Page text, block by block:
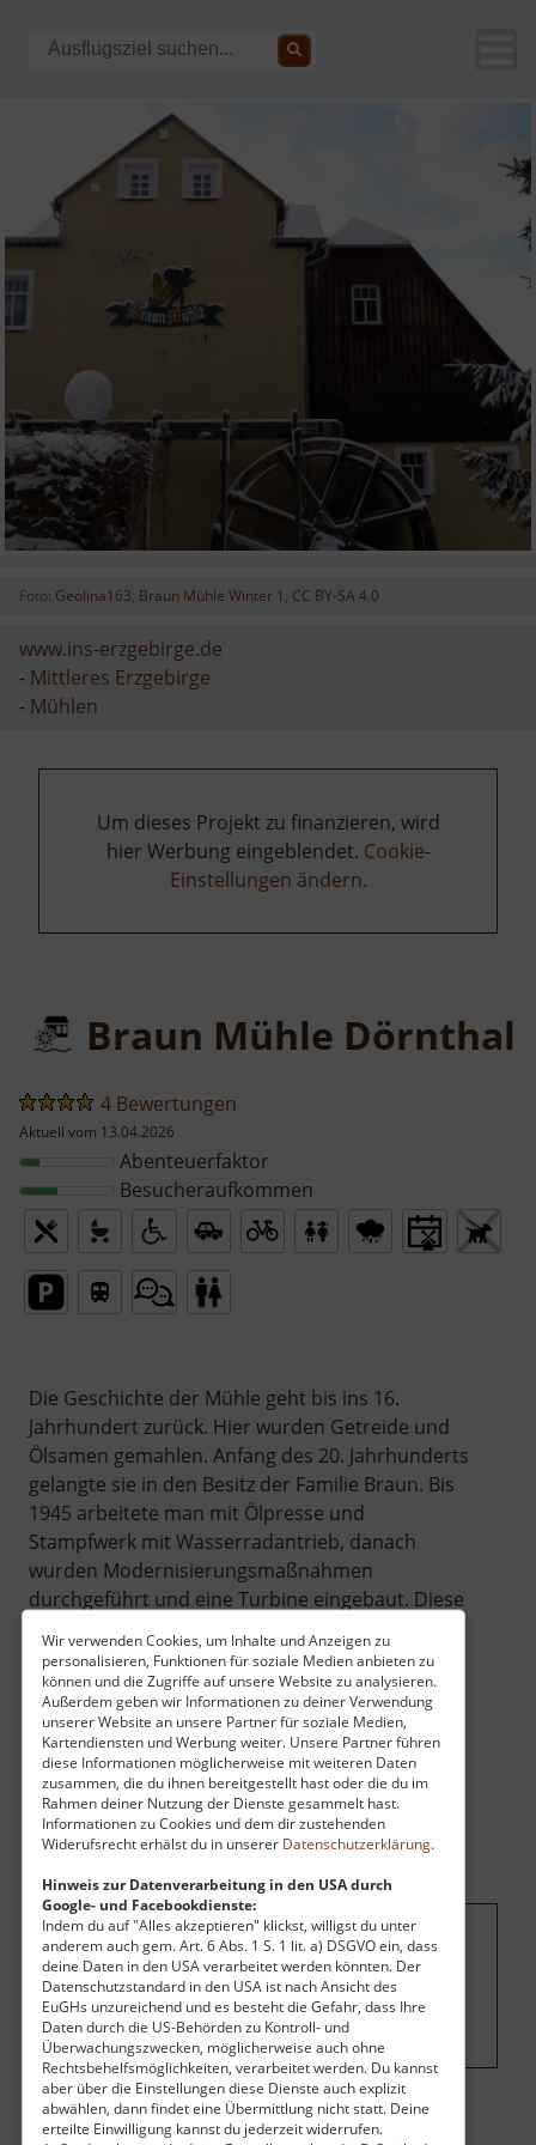
Wir verwenden Cookies, um Inhalte und Anzeigen zu
personalisieren, Funktionen für soziale Medien anbieten zu
können und die Zugriffe auf unsere Website zu analysieren.
Außerdem geben wir Informationen zu deiner Verwendung
unserer Website an unsere Partner für soziale Medien,
Kartendiensten und Werbung weiter. Unsere Partner führen
diese Informationen möglicherweise mit weiteren Daten
zusammen, die du ihnen bereitgestellt hast oder die du im
Rahmen deiner Nutzung der Dienste gesammelt hast.
Informationen zu Cookies und dem dir zustehenden
Widerufsrecht erhälst du in unserer Datenschutzerklärung.
Hinweis zur Datenverarbeitung in den USA durch
Google- und Facebookdienste:
Indem du auf "Alles akzeptieren" klickst, willigst du unter
anderem auch gem. Art. 6 Abs. 1 S. 1 lit. a) DSGVO ein, dass
deine Daten in den USA verarbeitet werden könnten. Der
Datenschutzstandard in den USA ist nach Ansicht des
EuGHs unzureichend und es besteht die Gefahr, dass Ihre
Daten durch die US-Behörden zu Kontroll- und
Überwachungszwecken, möglicherweise auch ohne
Rechtsbehelfsmöglichkeiten, verarbeitet werden. Du kannst
aber über die Einstellungen diese Dienste auch explizit
abwählen, dann findet eine Übermittlung nicht statt. Deine
erteilte Einwilligung kannst du jederzeit widerrufen.
Foto: Geolina163, Braun Mühle Winter 1 , CC BY-SA 4.0
www.ins-erzgebirge.de
- Mittleres Erzgebirge
- Mühlen
Um dieses Projekt zu finanzieren, wird
hier Werbung eingeblendet. Cookie-
Einstellungen ändern.
Braun Mühle Dörnthal
4 Bewertungen
Aktuell vom 13.04.2026
Abenteuerfaktor
Besucheraufkommen
Die Geschichte der Mühle geht bis ins 16.
Jahrhundert zurück. Hier wurden Getreide und
Ölsamen gemahlen. Anfang des 20. Jahrhunderts
gelangte sie in den Besitz der Familie Braun. Bis
1945 arbeitete man mit Ölpresse und
Stampfwerk mit Wasserradantrieb, danach
wurden Modernisierungsmaßnahmen
durchgeführt und eine Turbine eingebaut. Diese
Um dieses Projekt zu finanzieren, wird
hier Werbung eingeblendet.Cookie-
Einstellungen ändern.
Eintritt